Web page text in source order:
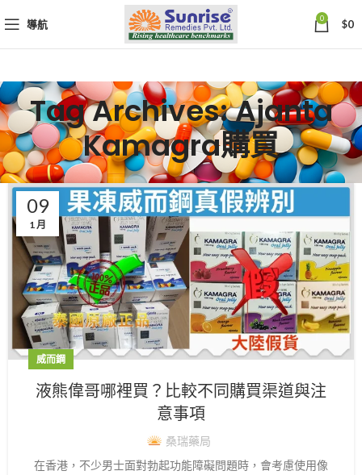
導航 0 $0
Tag Archives: Ajanta
Kamagra購買
09
1 月
威而鋼
液熊偉哥哪裡買？比較不同購買渠道與注
意事項
桑瑞藥局
在香港，不少男士面對勃起功能障礙問題時，會考慮使用像